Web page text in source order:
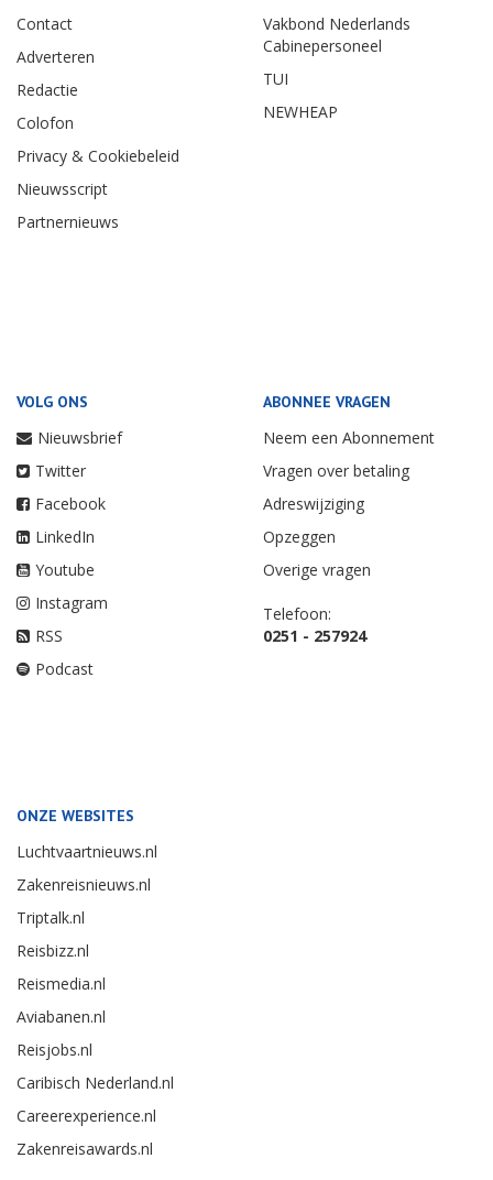
Contact
Adverteren
Redactie
Colofon
Privacy & Cookiebeleid
Nieuwsscript
Partnernieuws
Vakbond Nederlands
Cabinepersoneel
TUI
NEWHEAP
VOLG ONS
Nieuwsbrief
Twitter
Facebook
LinkedIn
Youtube
Instagram
RSS
Podcast
ABONNEE VRAGEN
Neem een Abonnement
Vragen over betaling
Adreswijziging
Opzeggen
Overige vragen
Telefoon:
0251 - 257924
ONZE WEBSITES
Luchtvaartnieuws.nl
Zakenreisnieuws.nl
Triptalk.nl
Reisbizz.nl
Reismedia.nl
Aviabanen.nl
Reisjobs.nl
Caribisch Nederland.nl
Careerexperience.nl
Zakenreisawards.nl